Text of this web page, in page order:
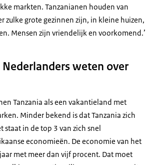
markten. Tanzanianen houden van
zulke grote gezinnen zijn, in kleine huizen,
Mensen zijn vriendelijk en voorkomend.’
weten over
Tanzania als een vakantieland met
Minder bekend is dat Tanzania zich
in de top 3 van zich snel
economieën. De economie van het
met meer dan vijf procent. Dat moet